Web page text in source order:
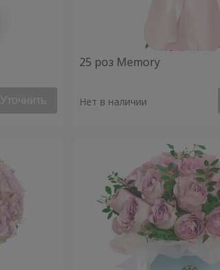
Уточнить
25 роз Memory
Нет в наличии